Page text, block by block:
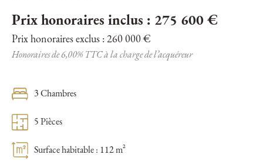
Prix honoraires inclus : 275 600 €
Prix honoraires exclus : 260 000 €
Honoraires de 6,00% TTC à la charge de l’acquéreur
3 Chambres
5 Pièces
Surface habitable : 112 m²